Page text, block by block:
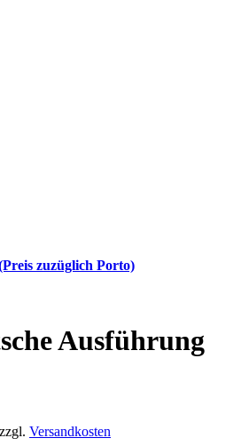
zuzüglich Porto)
Ausführung
Versandkosten